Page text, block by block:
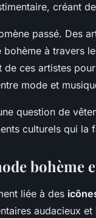
créant
passé. Des
à travers
de ces artistes
mode et
question de
culturels qui la
bohème
liée à des
audacieux